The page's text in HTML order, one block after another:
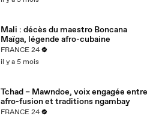
Mali : décès du maestro Boncana
Maïga, légende afro-cubaine
FRANCE 24
il y a 5 mois
Tchad – Mawndoe, voix engagée entre
afro-fusion et traditions ngambay
FRANCE 24